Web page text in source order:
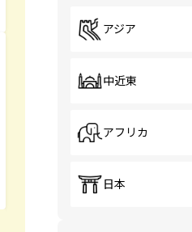
アジア
中近東
アフリカ
日本